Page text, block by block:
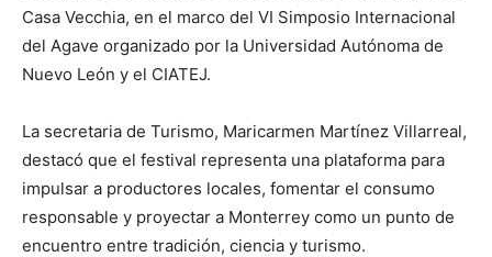
Casa Vecchia, en el marco del VI Simposio Internacional
del Agave organizado por la Universidad Autónoma de
Nuevo León y el CIATEJ.
La secretaria de Turismo, Maricarmen Martínez Villarreal,
destacó que el festival representa una plataforma para
impulsar a productores locales, fomentar el consumo
responsable y proyectar a Monterrey como un punto de
encuentro entre tradición, ciencia y turismo.